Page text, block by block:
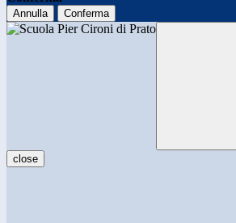
Annulla Conferma
close